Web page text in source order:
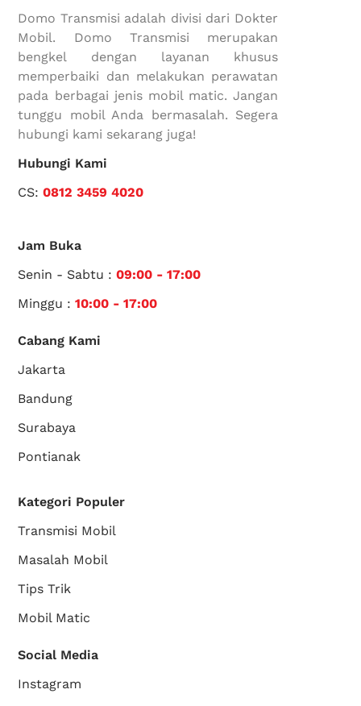
Domo Transmisi adalah divisi dari Dokter
Mobil. Domo Transmisi merupakan
bengkel dengan layanan khusus
memperbaiki dan melakukan perawatan
pada berbagai jenis mobil matic. Jangan
tunggu mobil Anda bermasalah. Segera
hubungi kami sekarang juga!
Hubungi Kami
CS:0812 3459 4020
Jam Buka
Senin - Sabtu :09:00 - 17:00
Minggu :10:00 - 17:00
Cabang Kami
Jakarta
Bandung
Surabaya
Pontianak
Kategori Populer
Transmisi Mobil
Masalah Mobil
Tips Trik
Mobil Matic
Social Media
Instagram